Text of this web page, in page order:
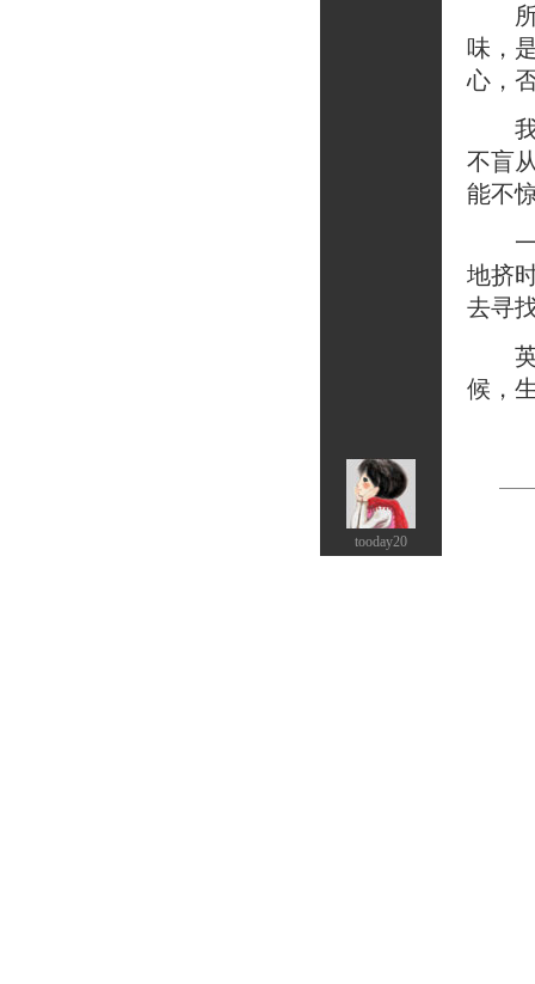
tooday20
所
味，
心，
我
不盲
能不
一
地挤
去寻
英
候，